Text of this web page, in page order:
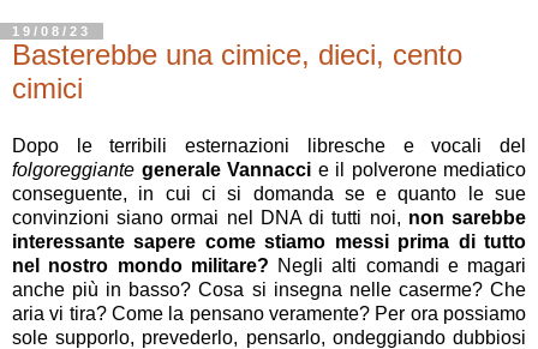
19/08/23
Basterebbe una cimice, dieci, cento
cimici
Dopo le terribili esternazioni libresche e vocali del
folgoreggiante generale Vannacci e il polverone mediatico
conseguente, in cui ci si domanda se e quanto le sue
convinzioni siano ormai nel DNA di tutti noi, non sarebbe
interessante sapere come stiamo messi prima di tutto
nel nostro mondo militare? Negli alti comandi e magari
anche più in basso? Cosa si insegna nelle caserme? Che
aria vi tira? Come la pensano veramente? Per ora possiamo
sole supporlo, prevederlo, pensarlo, ondeggiando dubbiosi